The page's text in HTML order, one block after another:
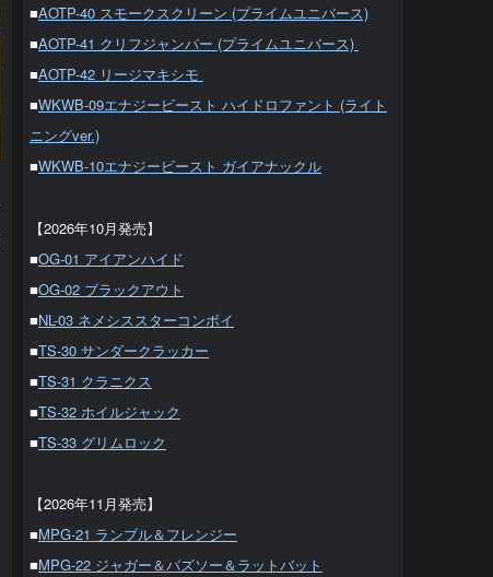
■AOTP-40 スモークスクリーン (プライムユニバース)
■AOTP-41 クリフジャンパー (プライムユニバース)
■AOTP-42 リージマキシモ
■WKWB-09エナジービースト ハイドロファント (ライト
ニングver.)
■WKWB-10エナジービースト ガイアナックル
【2026年10月発売】
■OG-01 アイアンハイド
■OG-02 ブラックアウト
■NL-03 ネメシススターコンボイ
■TS-30 サンダークラッカー
■TS-31 クラニクス
■TS-32 ホイルジャック
■TS-33 グリムロック
【2026年11月発売】
■MPG-21 ランブル＆フレンジー
■MPG-22 ジャガー＆バズソー＆ラットバット